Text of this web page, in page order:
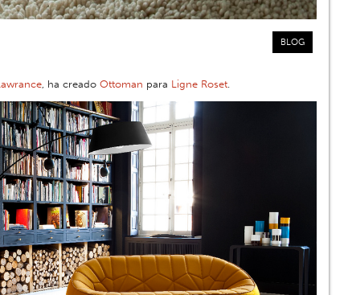
BLOG
, ha creado Ottoman para Ligne Roset